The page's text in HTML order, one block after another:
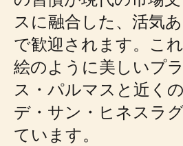
スに融合した、活気
で歓迎されます。こ
絵のように美しいプ
ス・パルマスと近く
デ・サン・ヒネスラ
ています。